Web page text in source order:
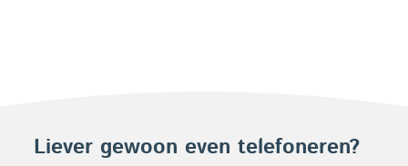
Liever gewoon even telefoneren?